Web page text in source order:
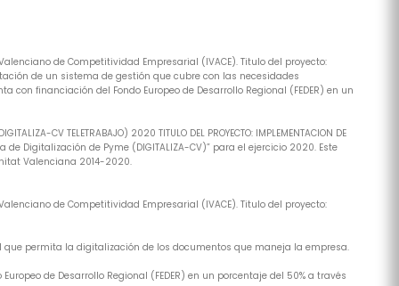
de Competitividad Empresarial (IVACE). Titulo del proyecto:
de un sistema de gestión que cubre con las necesidades
financiación del Fondo Europeo de Desarrollo Regional (FEDER) en un
CV TELETRABAJO) 2020 TITULO DEL PROYECTO: IMPLEMENTACION DE
de Digitalización de Pyme (DIGITALIZA-CV)” para el ejercicio 2020. Este
Valenciana 2014-2020.
de Competitividad Empresarial (IVACE). Titulo del proyecto:
permita la digitalización de los documentos que maneja la empresa.
de Desarrollo Regional (FEDER) en un porcentaje del 50% a través